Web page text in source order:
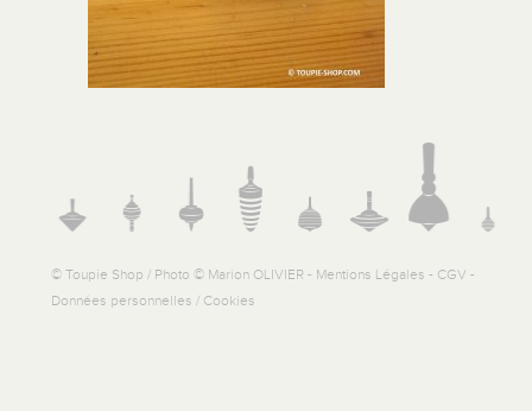
© Toupie Shop / Photo © Marion OLIVIER - Mentions Légales - CGV -
Données personnelles / Cookies